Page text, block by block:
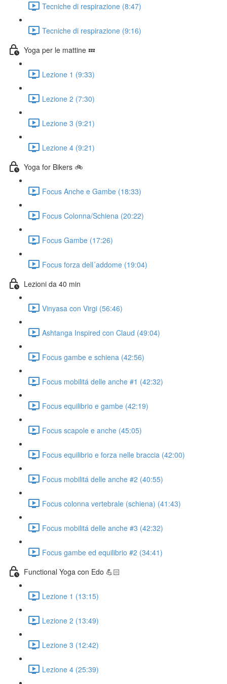
Tecniche di respirazione (8:47)
Tecniche di respirazione (9:16)
Yoga per le mattine 💤
Lezione 1 (9:33)
Lezione 2 (7:30)
Lezione 3 (9:21)
Lezione 4 (9:21)
Yoga for Bikers 🚲
Focus Anche e Gambe (18:33)
Focus Colonna/Schiena (20:22)
Focus Gambe (17:26)
Focus forza dell´addome (19:04)
Lezioni da 40 min
Vinyasa con Virgi (56:46)
Ashtanga Inspired con Claud (49:04)
Focus gambe e schiena (42:56)
Focus mobilitá delle anche #1 (42:32)
Focus equilibrio e gambe (42:19)
Focus scapole e anche (45:05)
Focus equilibrio e forza nelle braccia (42:00)
Focus mobilitá delle anche #2 (40:55)
Focus colonna vertebrale (schiena) (41:43)
Focus mobilitá delle anche #3 (42:32)
Focus gambe ed equilibrio #2 (34:41)
Functional Yoga con Edo 💪🏻
Lezione 1 (13:15)
Lezione 2 (13:49)
Lezione 3 (12:42)
Lezione 4 (25:39)